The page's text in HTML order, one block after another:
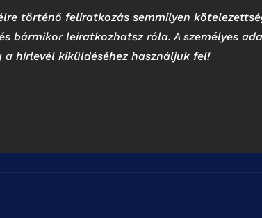
történő feliratkozás semmilyen
bármikor leiratkozhatsz róla. A személyes
a hírlevél kiküldéséhez használjuk fel!